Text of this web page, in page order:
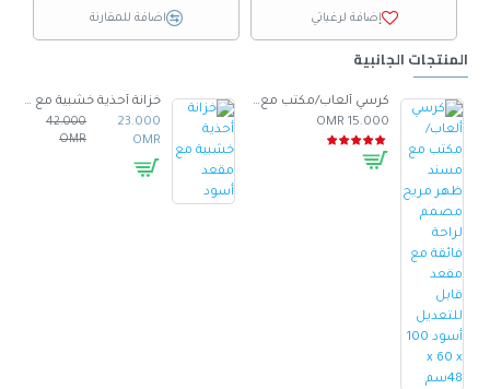
إضافة لرغباتي اضافة للمقارنة
المنتجات الجانبية
كرسي ألعاب/مكتب مع مسند ظهر مريح مصمم لراحة فائقة مع مقعد قابل للتعديل أسود 100 x 60 x 48سم
15.000 OMR
خزانة أحذية خشبية مع مقعد أسود
23.000
OMR
42.000
OMR